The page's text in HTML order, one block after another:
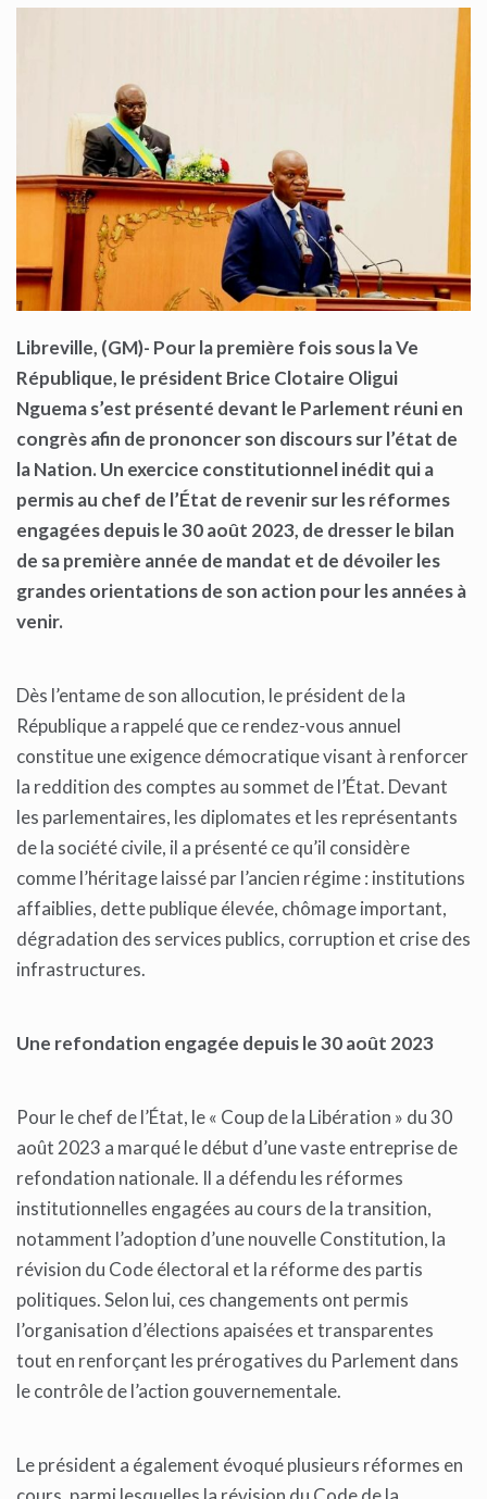
Libreville, (GM)- Pour la première fois sous la Ve
République, le président Brice Clotaire Oligui
Nguema s’est présenté devant le Parlement réuni en
congrès afin de prononcer son discours sur l’état de
la Nation. Un exercice constitutionnel inédit qui a
permis au chef de l’État de revenir sur les réformes
engagées depuis le 30 août 2023, de dresser le bilan
de sa première année de mandat et de dévoiler les
grandes orientations de son action pour les années à
venir.
Dès l’entame de son allocution, le président de la
République a rappelé que ce rendez-vous annuel
constitue une exigence démocratique visant à renforcer
la reddition des comptes au sommet de l’État. Devant
les parlementaires, les diplomates et les représentants
de la société civile, il a présenté ce qu’il considère
comme l’héritage laissé par l’ancien régime : institutions
affaiblies, dette publique élevée, chômage important,
dégradation des services publics, corruption et crise des
infrastructures.
Une refondation engagée depuis le 30 août 2023
Pour le chef de l’État, le « Coup de la Libération » du 30
août 2023 a marqué le début d’une vaste entreprise de
refondation nationale. Il a défendu les réformes
institutionnelles engagées au cours de la transition,
notamment l’adoption d’une nouvelle Constitution, la
révision du Code électoral et la réforme des partis
politiques. Selon lui, ces changements ont permis
l’organisation d’élections apaisées et transparentes
tout en renforçant les prérogatives du Parlement dans
le contrôle de l’action gouvernementale.
Le président a également évoqué plusieurs réformes en